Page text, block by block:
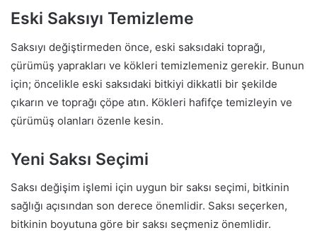
Eski Saksıyı Temizleme
Saksıyı değiştirmeden önce, eski saksıdaki toprağı,
çürümüş yaprakları ve kökleri temizlemeniz gerekir. Bunun
için; öncelikle eski saksıdaki bitkiyi dikkatli bir şekilde
çıkarın ve toprağı çöpe atın. Kökleri hafifçe temizleyin ve
çürümüş olanları özenle kesin.
Yeni Saksı Seçimi
Saksı değişim işlemi için uygun bir saksı seçimi, bitkinin
sağlığı açısından son derece önemlidir. Saksı seçerken,
bitkinin boyutuna göre bir saksı seçmeniz önemlidir.